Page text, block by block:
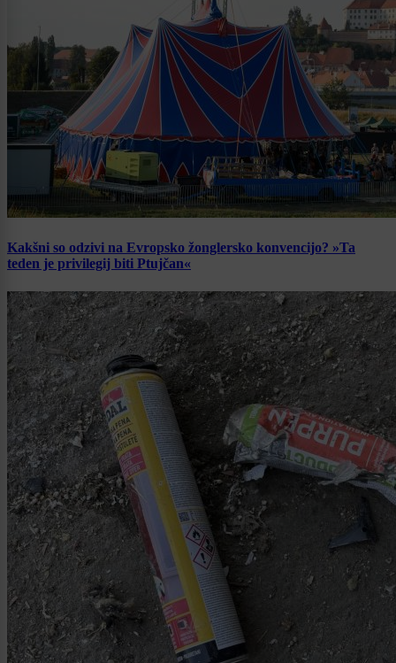
Kakšni so odzivi na Evropsko žonglersko konvencijo? »Ta
teden je privilegij biti Ptujčan«